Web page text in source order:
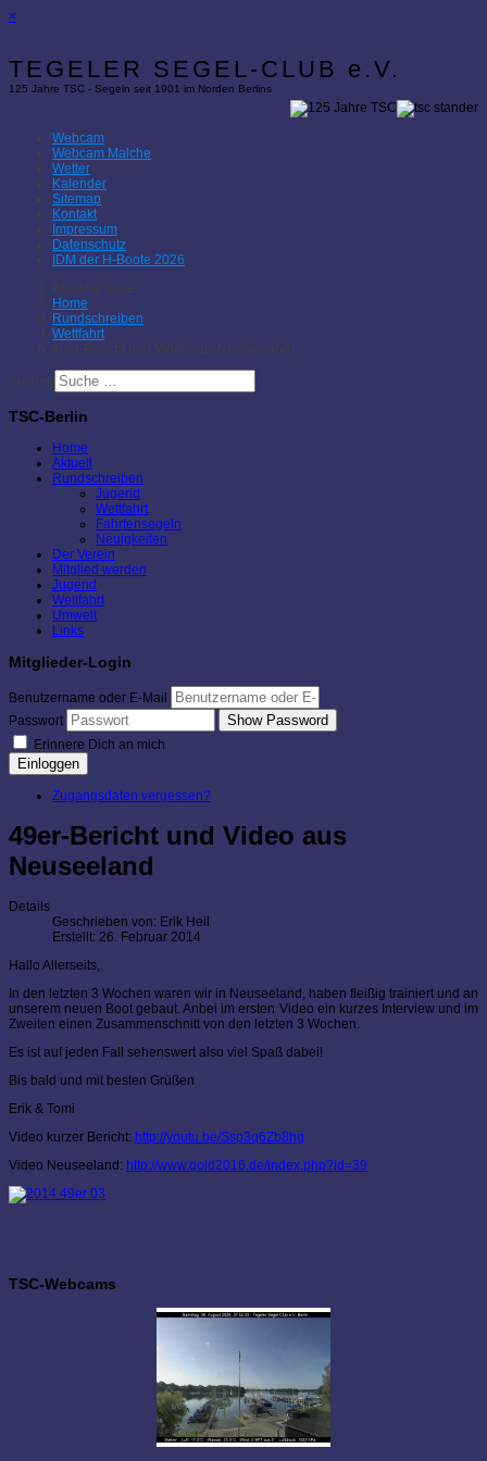
×
TEGELER SEGEL-CLUB e.V.
125 Jahre TSC - Segeln seit 1901 im Norden Berlins
Webcam
Webcam Malche
Wetter
Kalender
Sitemap
Kontakt
Impressum
Datenschutz
IDM der H-Boote 2026
Aktuelle Seite:
Home
Rundschreiben
Wettfahrt
49er-Bericht und Video aus Neuseeland
Suchen
TSC-Berlin
Home
Aktuell
Rundschreiben
Jugend
Wettfahrt
Fahrtensegeln
Neuigkeiten
Der Verein
Mitglied werden
Jugend
Wettfahrt
Umwelt
Links
Mitglieder-Login
Benutzername oder E-Mail
Passwort
Show Password
Erinnere Dich an mich
Einloggen
Zugangsdaten vergessen?
49er-Bericht und Video aus
Neuseeland
Details
Geschrieben von: Erik Heil
Erstellt: 26. Februar 2014
Hallo Allerseits,
In den letzten 3 Wochen waren wir in Neuseeland, haben fleißig trainiert und an
unserem neuen Boot gebaut. Anbei im ersten Video ein kurzes Interview und im
Zweiten einen Zusammenschnitt von den letzten 3 Wochen.
Es ist auf jeden Fall sehenswert also viel Spaß dabei!
Bis bald und mit besten Grüßen
Erik & Tomi
Video kurzer Bericht: http://youtu.be/Ssp3q6Zb8hg
Video Neuseeland: http://www.gold2016.de/index.php?id=39
TSC-Webcams